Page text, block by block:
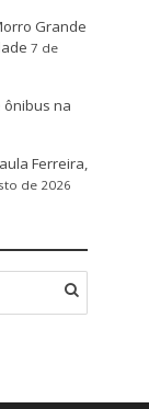
Grande
7 de
ônibus na
Ferreira,
de 2026